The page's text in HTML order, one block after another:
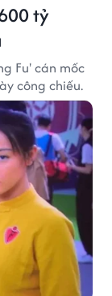
tỷ
Fu' cán mốc
công chiếu.